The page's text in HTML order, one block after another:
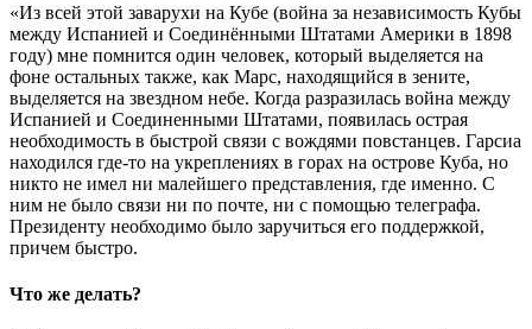
«Из всей этой заварухи на Кубе (война за независимость Кубы
между Испанией и Соединёнными Штатами Америки в 1898
году) мне помнится один человек, который выделяется на
фоне остальных также, как Марс, находящийся в зените,
выделяется на звездном небе. Когда разразилась война между
Испанией и Соединенными Штатами, появилась острая
необходимость в быстрой связи с вождями повстанцев. Гарсиа
находился где-то на укреплениях в горах на острове Куба, но
никто не имел ни малейшего представления, где именно. С
ним не было связи ни по почте, ни с помощью телеграфа.
Президенту необходимо было заручиться его поддержкой,
причем быстро.
Что же делать?